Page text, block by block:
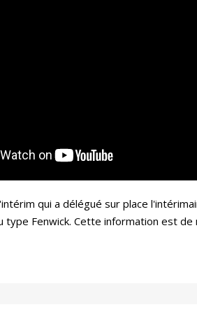
qui a délégué sur place
Fenwick. Cette information est